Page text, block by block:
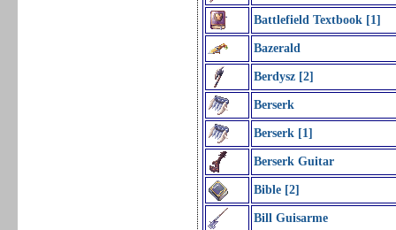
Battlefield Textbook [1]
Bazerald
Berdysz [2]
Berserk
Berserk [1]
Berserk Guitar
Bible [2]
Bill Guisarme